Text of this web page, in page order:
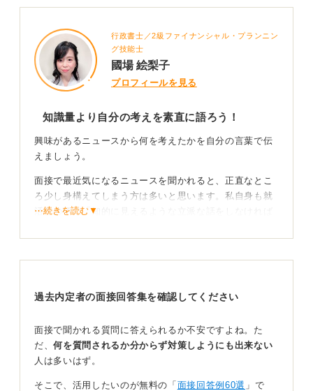
行政書士／2級ファイナンシャル・プランニン
グ技能士
國場 絵梨子
プロフィールを見る
知識量より自分の考えを素直に語ろう！
興味があるニュースから何を考えたかを自分の言葉で伝
えましょう。
面接で最近気になるニュースを聞かれると、正直なとこ
ろ少し身構えてしまう方は多いと思います。私自身も就
活生の頃は「知的に見えるような立派な話をしなければ
です。
っていないとあまり話が盛り上がらないように感じまし
た。
ニュースの内容より自分なりの視点を素直に話そう
⋯続きを読む▼
過去内定者の面接回答集を確認してください
面接で聞かれる質問に答えられるか不安ですよね。た
だ、何を質問されるか分からず対策しようにも出来ない
人は多いはず。
そこで、活用したいのが無料の「 面接回答例60選 」で